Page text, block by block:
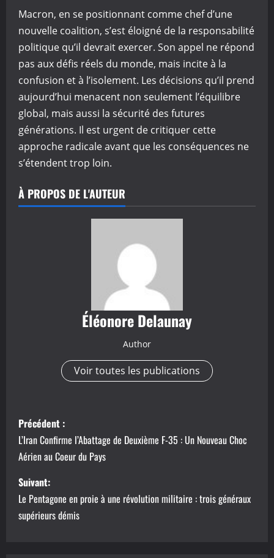
Macron, en se positionnant comme chef d’une
nouvelle coalition, s’est éloigné de la responsabilité
politique qu’il devrait exercer. Son appel ne répond
pas aux défis réels du monde, mais incite à la
confusion et à l’isolement. Les décisions qu’il prend
aujourd’hui menacent non seulement l’équilibre
global, mais aussi la sécurité des futures
générations. Il est urgent de critiquer cette
approche radicale avant que les conséquences ne
s’étendent trop loin.
À PROPOS DE L'AUTEUR
Éléonore Delaunay
Author
Voir toutes les publications
N
a
v
i
g
Précédent :
L’Iran Confirme l’Abattage de Deuxième F-35 : Un Nouveau Choc
Aérien au Coeur du Pays
Suivant:
Le Pentagone en proie à une révolution militaire : trois généraux
supérieurs démis